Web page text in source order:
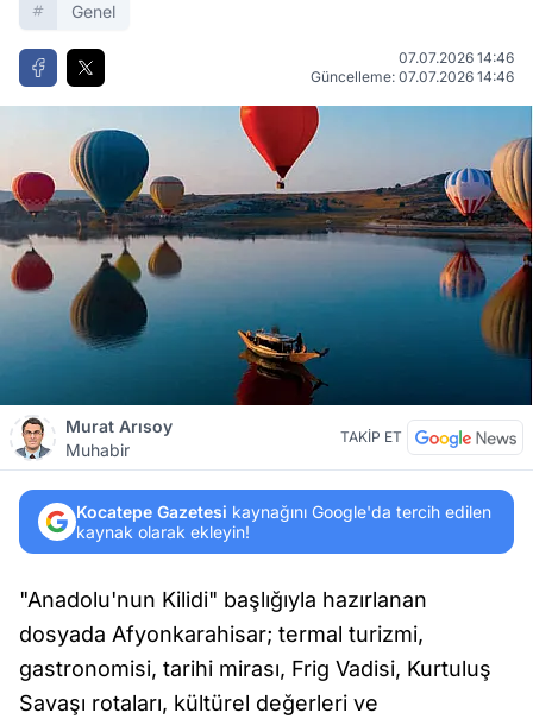
Genel
07.07.2026 14:46
Güncelleme: 07.07.2026 14:46
Murat Arısoy
Muhabir
TAKİP ET
Kocatepe Gazetesi kaynağını Google'da tercih edilen
kaynak olarak ekleyin!
"Anadolu'nun Kilidi" başlığıyla hazırlanan
dosyada Afyonkarahisar; termal turizmi,
gastronomisi, tarihi mirası, Frig Vadisi, Kurtuluş
Savaşı rotaları, kültürel değerleri ve